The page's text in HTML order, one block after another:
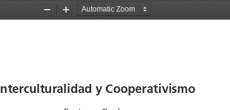
Zoom
Zoom
Interculturalidad y Cooperativismo